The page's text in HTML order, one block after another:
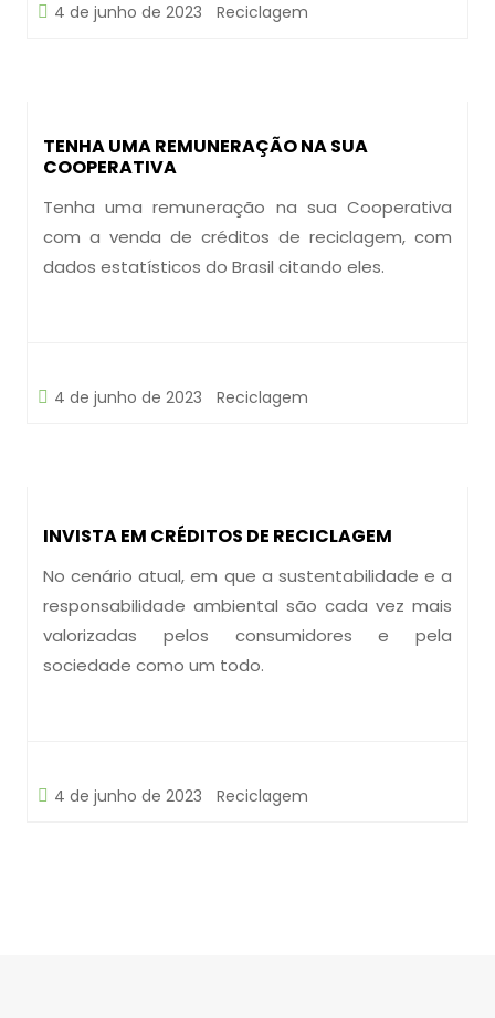
4 de junho de 2023 Reciclagem
TENHA UMA REMUNERAÇÃO NA SUA
COOPERATIVA
Tenha uma remuneração na sua Cooperativa
com a venda de créditos de reciclagem, com
dados estatísticos do Brasil citando eles.
4 de junho de 2023 Reciclagem
INVISTA EM CRÉDITOS DE RECICLAGEM
No cenário atual, em que a sustentabilidade e a
responsabilidade ambiental são cada vez mais
valorizadas pelos consumidores e pela
sociedade como um todo.
4 de junho de 2023 Reciclagem